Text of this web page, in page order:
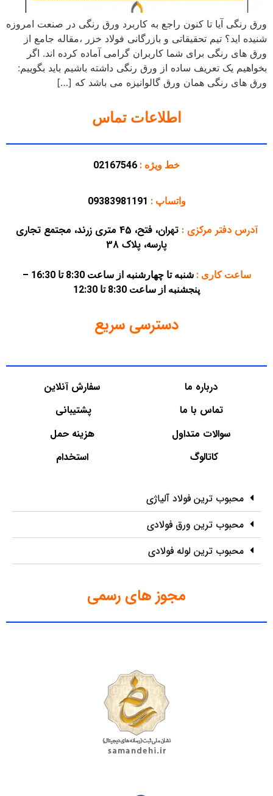
ورق رنگی آیا تا کنون راجع به کاربرد ورق رنگی در صنعت امروزه
شنیده اید؟ تیم تحقیقاتی و بازرگانی فولاد خزر ،مقاله جامع از
ورق های رنگی برای شما کاربران گرامی آماده کرده اند. اگر
بخواهیم یک تعریف ساده از ورق رنگی داشته باشیم باید بگوییم:
ورق های رنگی همان ورق گالوانیزه می باشد که […]
اطلاعات تماس
خط ویژه : 02167546
واتساپ : 09383981191
آدرس دفتر مرکزی:
تهران، فتح، 45 متری زرند، مجتمع تجاری
پارسه، پلاک 38
ساعت کاری :
شنبه تا چهارشنبه از ساعت 8:30 تا 16:30 –
پنجشنبه از ساعت 8:30 تا 12:30
دسترسی سریع
درباره ما
تماس با ما
سوالات متداول
کاتالوگ
سفارش آنلاین
پشتیبانی
هزینه حمل
استخدام
محبوب ترین فولاد آلیاژی
محبوب ترین ورق فولادی
محبوب ترین لوله فولادی
مجوز های رسمی